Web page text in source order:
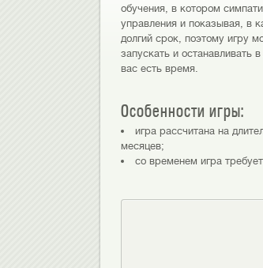
обучения, в котором
управления и показывая, в
долгий срок, поэтому игру
запускать и останавливать
вас есть время.
Особенности игры:
игра рассчитана на
месяцев;
со временем игра